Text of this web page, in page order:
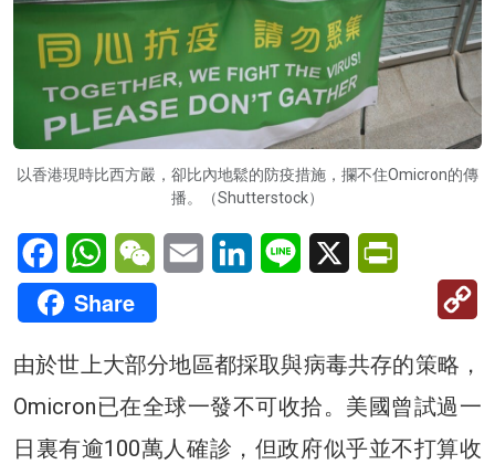
以香港現時比西方嚴，卻比內地鬆的防疫措施，攔不住Omicron的傳
播。（Shutterstock）
FacebookWhatsAppWeChatEmail LinkedInLine X
Share
由於世上大部分地區都採取與病毒共存的策略，
Omicron已在全球一發不可收拾。美國曾試過一
日裏有逾100萬人確診，但政府似乎並不打算收